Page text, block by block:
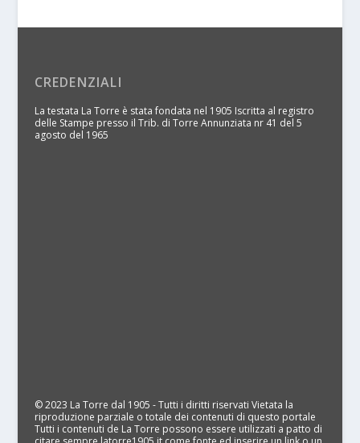
CREDENZIALI
La testata La Torre è stata fondata nel 1905 Iscritta al registro
delle Stampe presso il Trib. di Torre Annunziata nr 41 del 5
agosto del 1965
© 2023 La Torre dal 1905 - Tutti i diritti riservati Vietata la
riproduzione parziale o totale dei contenuti di questo portale
Tutti i contenuti de La Torre possono essere utilizzati a patto di